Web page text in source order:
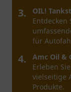
3.
OIL!
Entdecken
für
4.
Amc Oil &
Erleben
vielseitige
Produkte.